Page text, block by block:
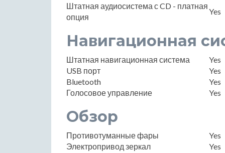
Штатная аудиосистема с CD - платная
опция
Yes
Навигационная
Штатная навигационная система
Yes
USB порт
Yes
Bluetooth
Yes
Голосовое управление
Yes
Обзор
Противотуманные фары
Yes
Электропривод зеркал
Yes